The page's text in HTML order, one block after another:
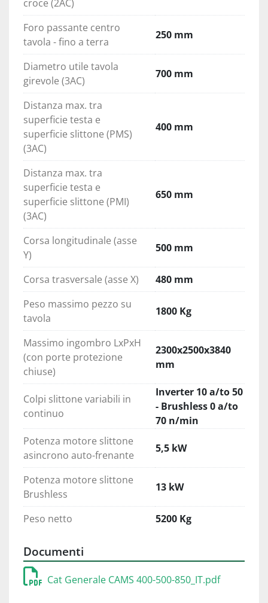
croce (2AC)
Foro passante centro
tavola - fino a terra
250 mm
Diametro utile tavola
girevole (3AC)
700 mm
Distanza max. tra
superficie testa e
superficie slittone (PMS)
(3AC)
400 mm
Distanza max. tra
superficie testa e
superficie slittone (PMI)
(3AC)
650 mm
Corsa longitudinale (asse
Y)
500 mm
Corsa trasversale (asse X)
480 mm
Peso massimo pezzo su
tavola
1800 Kg
Massimo ingombro LxPxH
(con porte protezione
chiuse)
2300x2500x3840
mm
Colpi slittone variabili in
continuo
Inverter 10 a/to 50
- Brushless 0 a/to
70 n/min
Potenza motore slittone
asincrono auto-frenante
5,5 kW
Potenza motore slittone
Brushless
13 kW
Peso netto 5200 Kg
Documenti
Cat Generale CAMS 400-500-850_IT.pdf